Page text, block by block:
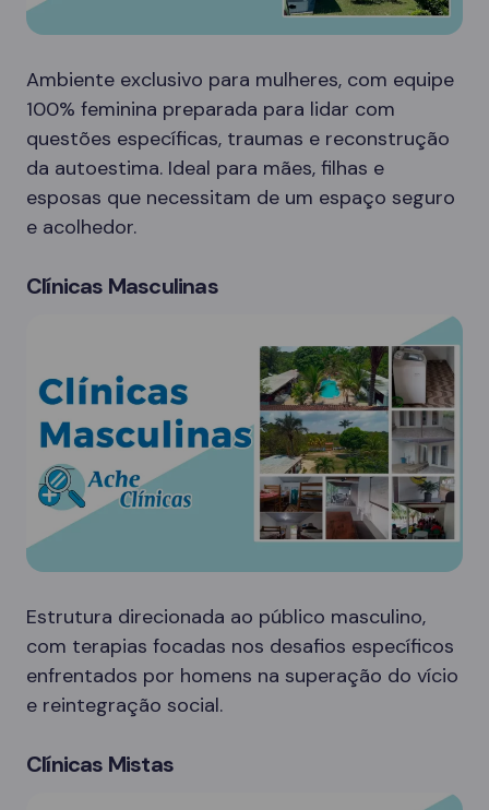
Ambiente exclusivo para mulheres, com equipe
100% feminina preparada para lidar com
questões específicas, traumas e reconstrução
da autoestima. Ideal para mães, filhas e
esposas que necessitam de um espaço seguro
e acolhedor.
Clínicas Masculinas
Estrutura direcionada ao público masculino,
com terapias focadas nos desafios específicos
enfrentados por homens na superação do vício
e reintegração social.
Clínicas Mistas